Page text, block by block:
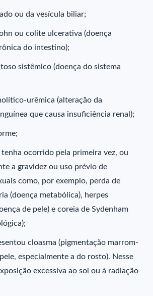
ou da vesícula biliar;
ou colite ulcerativa (doença
do intestino);
sistêmico (doença do sistema
urêmica (alteração da
que causa insuficiência renal);
ocorrido pela primeira vez, ou
a gravidez ou uso prévio de
como, por exemplo, perda de
(doença metabólica), herpes
de pele) e coreia de Sydenham
cloasma (pigmentação marrom-
especialmente a do rosto). Nesse
excessiva ao sol ou à radiação